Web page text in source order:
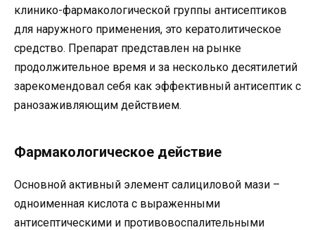
клинико-фармакологической группы антисептиков
для наружного применения, это кератолитическое
средство. Препарат представлен на рынке
продолжительное время и за несколько десятилетий
зарекомендовал себя как эффективный антисептик с
ранозаживляющим действием.
Фармакологическое действие
Основной активный элемент салициловой мази –
одноименная кислота с выраженными
антисептическими и противовоспалительными